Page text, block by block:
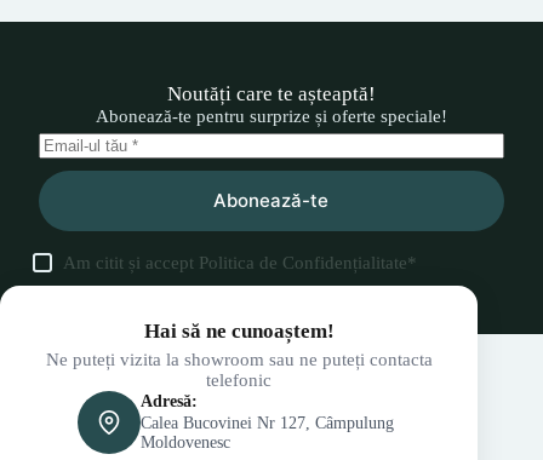
Noutăți care te așteaptă!
Abonează-te pentru surprize și oferte speciale!
Abonează-te
Am citit și accept Politica de Confidențialitate*
Hai să ne cunoaștem!
Ne puteți vizita la showroom sau ne puteți contacta
telefonic
Adresă:
Calea Bucovinei Nr 127, Câmpulung
Moldovenesc